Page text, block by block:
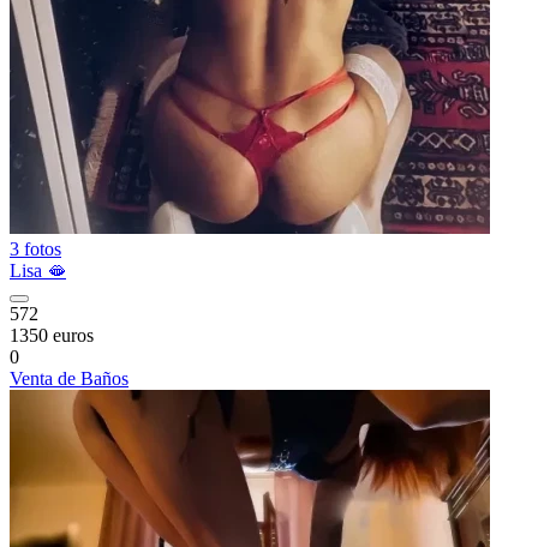
3 fotos
Lisa 🫦
572
1350 euros
0
Venta de Baños